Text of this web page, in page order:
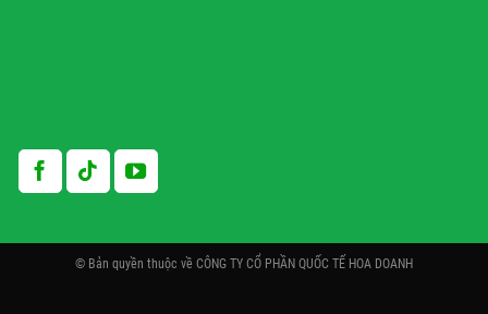
© Bản quyền thuộc về CÔNG TY CỔ PHẦN QUỐC TẾ HOA DOANH